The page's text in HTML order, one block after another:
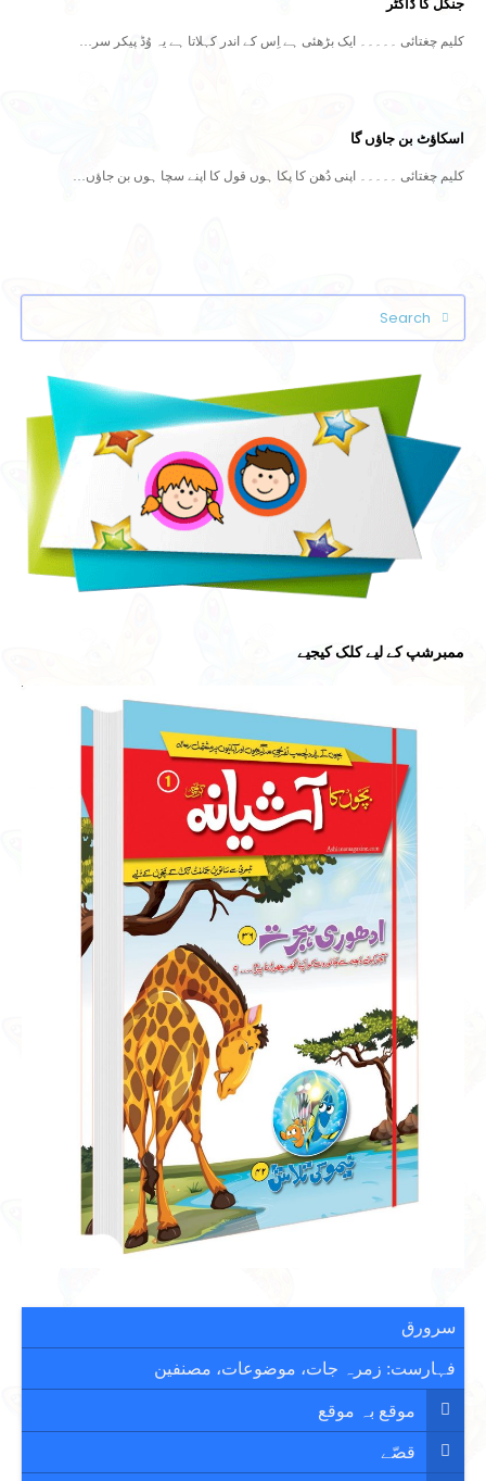
جنگل کا ڈاکٹر
کلیم چغتائی ۔۔۔۔۔ ایک بڑھئی ہے اِس کے اندر کہلاتا ہے یہ وُڈ پیکر سر…
اسکاؤٹ بن جاؤں گا
کلیم چغتائی ۔۔۔۔۔ اپنی دُھن کا پکا ہوں قول کا اپنے سچا ہوں بن جاؤں…
Search
ممبرشپ کے لیے کلک کیجیے
سرورق
فہارست: زمرہ جات، موضوعات، مصنفین
موقع بہ موقع
قصّے